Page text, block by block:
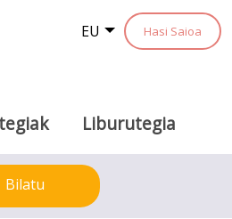
EU Hasi Saioa
Liburutegia
Bilatu